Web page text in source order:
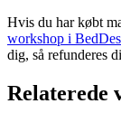
Hvis du har købt
workshop i
dig, så refunderes
Relaterede